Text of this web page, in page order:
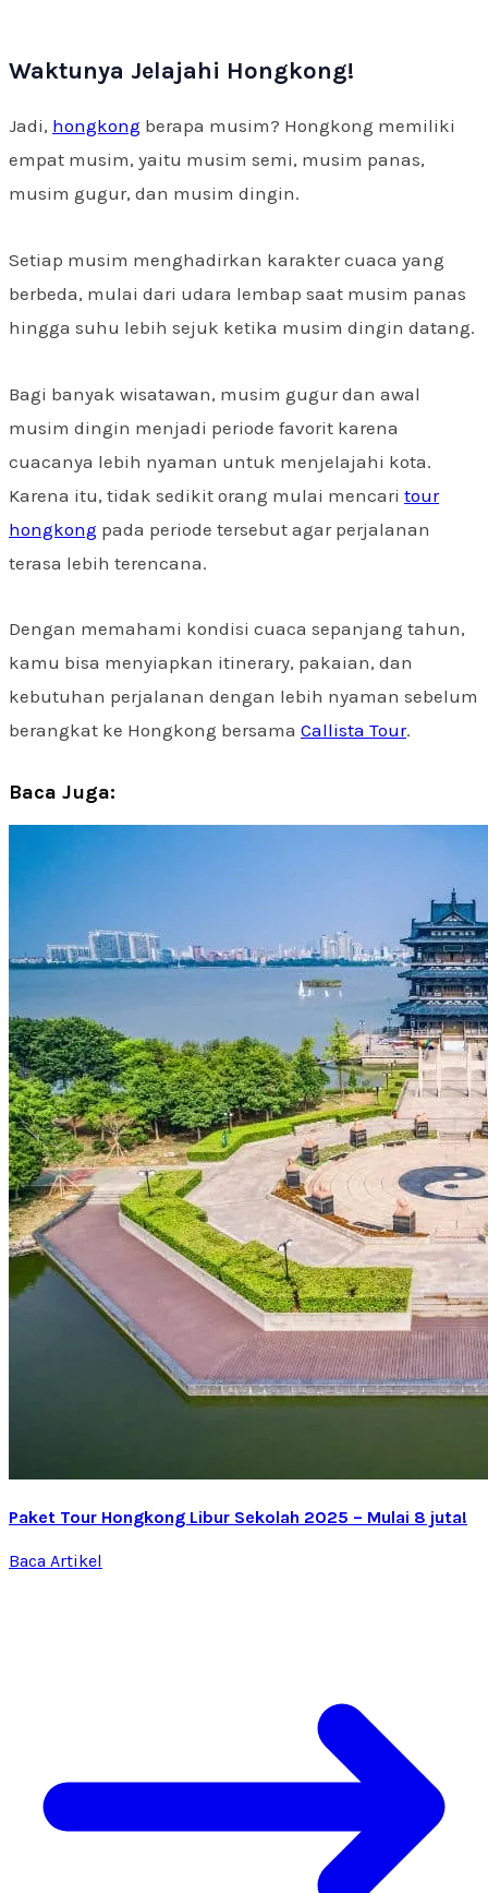
Waktunya Jelajahi Hongkong!
Jadi, hongkong berapa musim? Hongkong memiliki
empat musim, yaitu musim semi, musim panas,
musim gugur, dan musim dingin.
Setiap musim menghadirkan karakter cuaca yang
berbeda, mulai dari udara lembap saat musim panas
hingga suhu lebih sejuk ketika musim dingin datang.
Bagi banyak wisatawan, musim gugur dan awal
musim dingin menjadi periode favorit karena
cuacanya lebih nyaman untuk menjelajahi kota.
Karena itu, tidak sedikit orang mulai mencari tour
hongkong pada periode tersebut agar perjalanan
terasa lebih terencana.
Dengan memahami kondisi cuaca sepanjang tahun,
kamu bisa menyiapkan itinerary, pakaian, dan
kebutuhan perjalanan dengan lebih nyaman sebelum
berangkat ke Hongkong bersama Callista Tour.
Baca Juga:
Paket Tour Hongkong Libur Sekolah 2025 – Mulai 8 juta!
Baca Artikel